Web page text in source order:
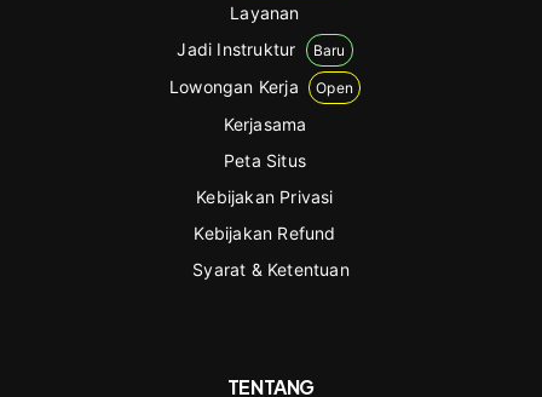
Layanan
Jadi Instruktur
Baru
Lowongan Kerja Open
Kerjasama
Peta Situs
Kebijakan Privasi
Kebijakan Refund
Syarat & Ketentuan
TENTANG